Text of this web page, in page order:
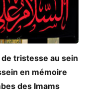
tristesse au sein
en mémoire
des Imams